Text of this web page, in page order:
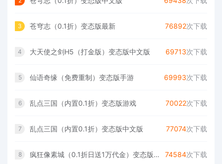
3 苍穹志（0.1折）变态版最新 76892次下载
4 大天使之剑H5（打金版）变态版中文版 69713次下载
5 仙语奇缘（免费重制）变态版手游 69993次下载
6 乱点三国（内置0.1折）变态版游戏 70022次下载
7 乱点三国（内置0.1折）变态版中文版 77074次下载
8 疯狂像素城（0.1折日送1万代金）变态版中文版 74584次下载